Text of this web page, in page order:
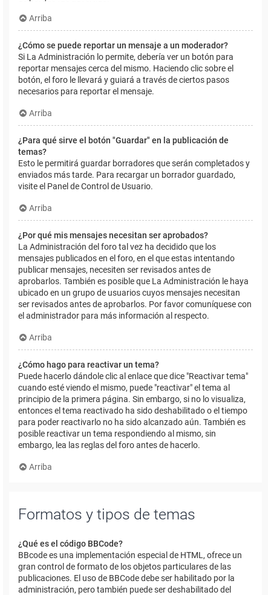
Arriba
¿Cómo se puede reportar un mensaje a un moderador?
Si La Administración lo permite, debería ver un botón para
reportar mensajes cerca del mismo. Haciendo clic sobre el
botón, el foro le llevará y guiará a través de ciertos pasos
necesarios para reportar el mensaje.
Arriba
¿Para qué sirve el botón "Guardar" en la publicación de
temas?
Esto le permitirá guardar borradores que serán completados y
enviados más tarde. Para recargar un borrador guardado,
visite el Panel de Control de Usuario.
Arriba
¿Por qué mis mensajes necesitan ser aprobados?
La Administración del foro tal vez ha decidido que los
mensajes publicados en el foro, en el que estas intentando
publicar mensajes, necesiten ser revisados antes de
aprobarlos. También es posible que La Administración le haya
ubicado en un grupo de usuarios cuyos mensajes necesitan
ser revisados antes de aprobarlos. Por favor comuníquese con
el administrador para más información al respecto.
Arriba
¿Cómo hago para reactivar un tema?
Puede hacerlo dándole clic al enlace que dice "Reactivar tema"
cuando esté viendo el mismo, puede "reactivar" el tema al
principio de la primera página. Sin embargo, si no lo visualiza,
entonces el tema reactivado ha sido deshabilitado o el tiempo
para poder reactivarlo no ha sido alcanzado aún. También es
posible reactivar un tema respondiendo al mismo, sin
embargo, lea las reglas del foro antes de hacerlo.
Arriba
Formatos y tipos de temas
¿Qué es el código BBCode?
BBcode es una implementación especial de HTML, ofrece un
gran control de formato de los objetos particulares de las
publicaciones. El uso de BBCode debe ser habilitado por la
administración, pero también puede ser deshabilitado del